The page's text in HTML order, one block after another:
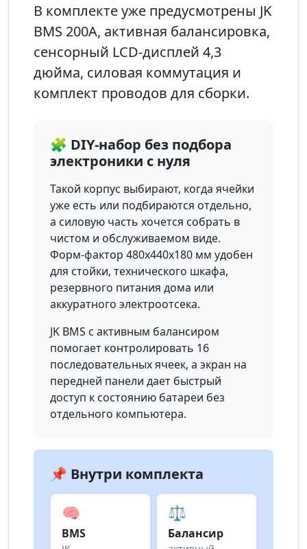
В комплекте уже предусмотрены JK
BMS 200А, активная балансировка,
сенсорный LCD-дисплей 4,3
дюйма, силовая коммутация и
комплект проводов для сборки.
🧩 DIY-набор без подбора
электроники с нуля
Такой корпус выбирают, когда ячейки
уже есть или подбираются отдельно,
а силовую часть хочется собрать в
чистом и обслуживаемом виде.
Форм-фактор 480x440x180 мм удобен
для стойки, технического шкафа,
резервного питания дома или
аккуратного электроотсека.
JK BMS с активным балансиром
помогает контролировать 16
последовательных ячеек, а экран на
передней панели дает быстрый
доступ к состоянию батареи без
отдельного компьютера.
📌 Внутри комплекта
🧠
BMS
⚖️
Балансир